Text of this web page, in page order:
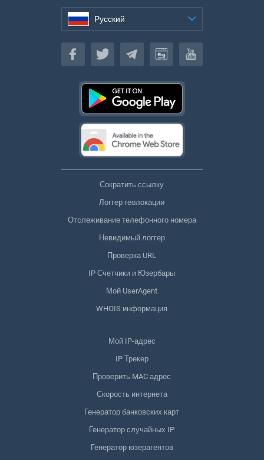
Русский
Русский
Сократить ссылку
Логгер геолокации
Отслеживание телефонного номера
Невидимый логгер
Проверка URL
IP Счетчики и Юзербары
Мой UserAgent
WHOIS информация
Мой IP-адрес
IP Трекер
Проверить MAC адрес
Скорость интернета
Генератор банковских карт
Генератор случайных IP
Генератор юзерагентов